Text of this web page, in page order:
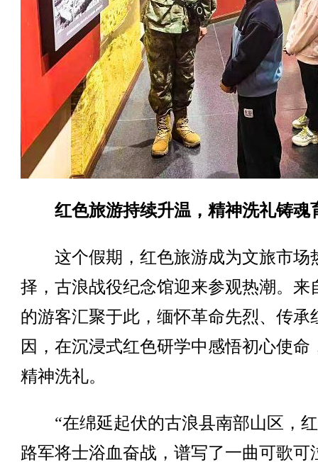
红色旅游持续升温，精神洗礼铸魂
这个假期，红色旅游成为文旅市场
择，古浪战役纪念馆迎来参观热潮。来
的游客汇聚于此，缅怀革命先烈、传承
因，在沉浸式红色研学中感悟初心使命
精神洗礼。
“在绵延起伏的古浪县南部山区，
路军将士浴血奋战，谱写了一曲可歌可